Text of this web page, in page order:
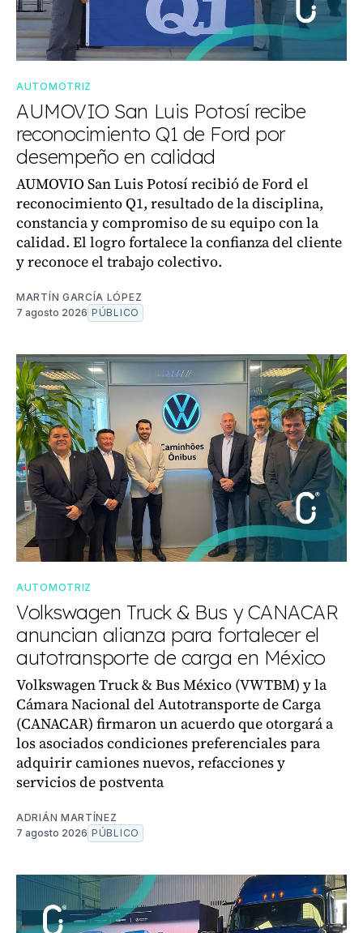
AUTOMOTRIZ
AUMOVIO San Luis Potosí recibe
reconocimiento Q1 de Ford por
desempeño en calidad
AUMOVIO San Luis Potosí recibió de Ford el
reconocimiento Q1, resultado de la disciplina,
constancia y compromiso de su equipo con la
calidad. El logro fortalece la confianza del cliente
y reconoce el trabajo colectivo.
MARTÍN GARCÍA LÓPEZ
7 agosto 2026 PÚBLICO
AUTOMOTRIZ
Volkswagen Truck & Bus y CANACAR
anuncian alianza para fortalecer el
autotransporte de carga en México
Volkswagen Truck & Bus México (VWTBM) y la
Cámara Nacional del Autotransporte de Carga
(CANACAR) firmaron un acuerdo que otorgará a
los asociados condiciones preferenciales para
adquirir camiones nuevos, refacciones y
servicios de postventa
ADRIÁN MARTÍNEZ
7 agosto 2026 PÚBLICO